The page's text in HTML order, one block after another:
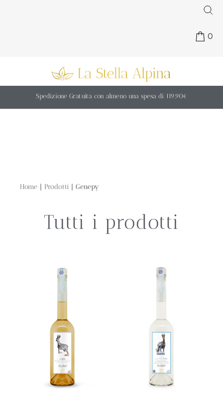
0
Spedizione Gratuita con almeno una spesa di 119,90€
Home | Prodotti | Genepy
Tutti i prodotti